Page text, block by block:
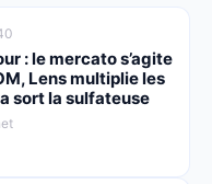
: le mercato s’agite
Lens multiplie les
sort la sulfateuse